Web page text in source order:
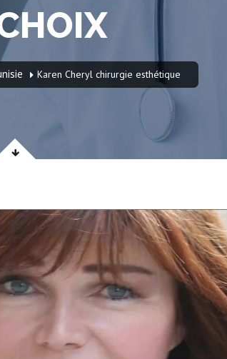
Karen Cheryl chirurgie esthétique